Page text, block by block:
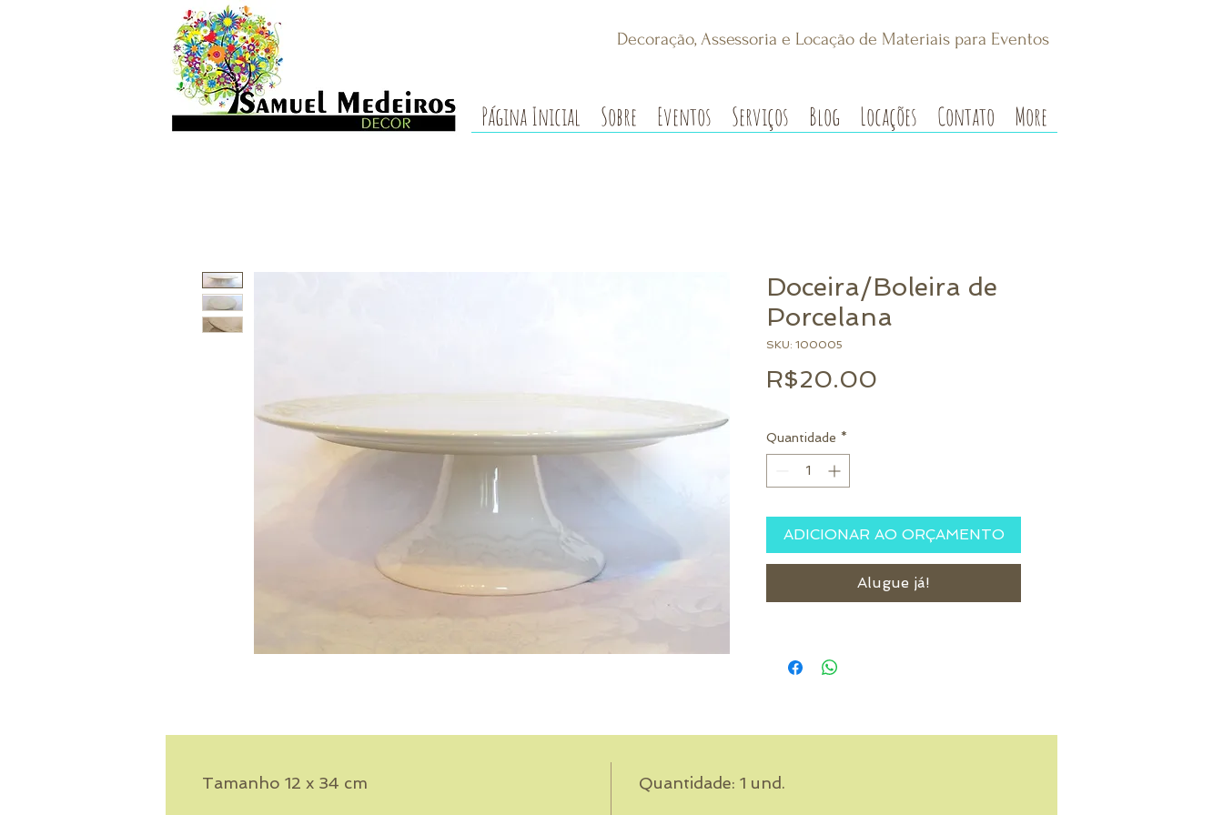
Decoração, Assessoria e Locação de Materiais para Eventos
Página Inicial Sobre Eventos Serviços Blog Locações Contato More
Doceira/Boleira de
Porcelana
SKU: 100005
R$20.00
Quantidade *
ADICIONAR AO ORÇAMENTO
Alugue já!
Tamanho 12 x 34 cm Quantidade: 1 und.